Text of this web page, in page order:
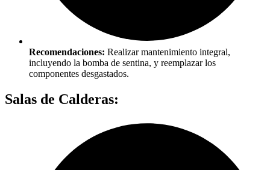
Recomendaciones: Realizar mantenimiento integral,
incluyendo la bomba de sentina, y reemplazar los
componentes desgastados.
Salas de Calderas: